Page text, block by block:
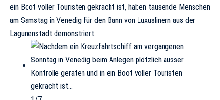
ein Boot voller Touristen gekracht ist, haben tausende Menschen
am Samstag in Venedig für den Bann von Luxuslinern aus der
Lagunenstadt demonstriert.